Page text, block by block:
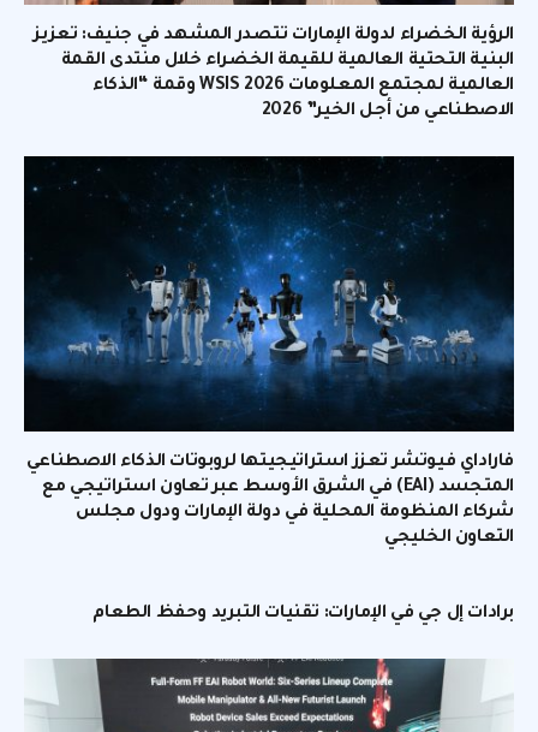
الرؤية الخضراء لدولة الإمارات تتصدر المشهد في جنيف: تعزيز
البنية التحتية العالمية للقيمة الخضراء خلال منتدى القمة
العالمية لمجتمع المعلومات WSIS 2026 وقمة “الذكاء
الاصطناعي من أجل الخير” 2026
فاراداي فيوتشر تعزز استراتيجيتها لروبوتات الذكاء الاصطناعي
المتجسد (EAI) في الشرق الأوسط عبر تعاون استراتيجي مع
شركاء المنظومة المحلية في دولة الإمارات ودول مجلس
التعاون الخليجي
برادات إل جي في الإمارات: تقنيات التبريد وحفظ الطعام